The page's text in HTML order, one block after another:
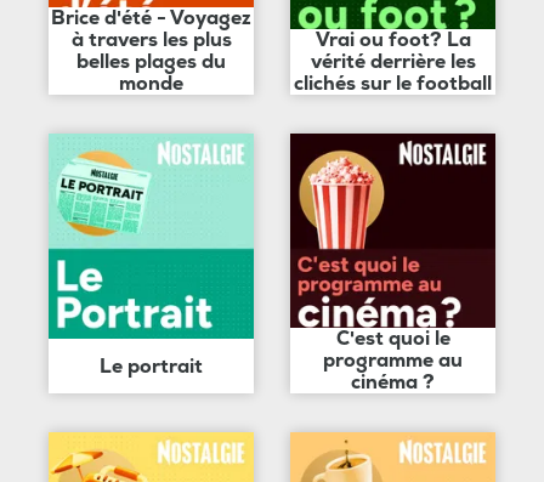
Brice d'été - Voyagez
à travers les plus
belles plages du
monde
Vrai ou foot? La
vérité derrière les
clichés sur le football
Le portrait
C'est quoi le
programme au
cinéma ?